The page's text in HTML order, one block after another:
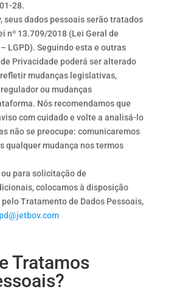
28.
seus dados pessoais serão tratados
nº 13.709/2018 (Lei Geral de
LGPD). Seguindo esta e outras
Privacidade poderá ser alterado
mudanças legislativas,
ou mudanças
Nós recomendamos que
com cuidado e volte a analisá-lo
não se preocupe: comunicaremos
qualquer mudança nos termos
para solicitação de
colocamos à disposição
Tratamento de Dados Pessoais,
Tratamos